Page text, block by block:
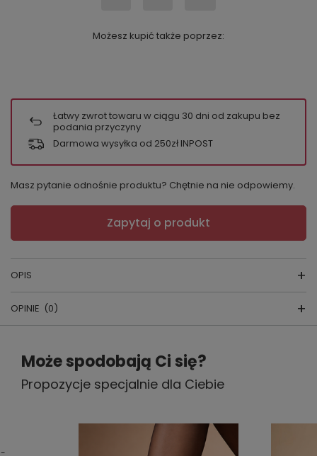
Możesz kupić także poprzez:
Łatwy zwrot towaru w ciągu 30 dni od zakupu bez
podania przyczyny
Darmowa wysyłka od 250zł INPOST
Masz pytanie odnośnie produktu? Chętnie na nie odpowiemy.
Zapytaj o produkt
OPIS
Rajstopy
Kraj produkcji:POLSKA
Jeśli szukasz rajstop damskich, które łączą
elegancję, trwałość i subtelny dekor, model
doskonałym wyborem. Ten model polecamy
szczególnie, gdy zależy Ci na lekkim,
OPINIE (0)
Napisz swoją opinię
Twoja ocena:
Może spodobają Ci się?
Propozycje specjalnie dla Ciebie